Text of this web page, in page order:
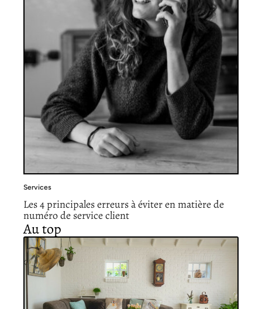
Services
Les 4 principales erreurs à éviter en matière de
numéro de service client
Au top